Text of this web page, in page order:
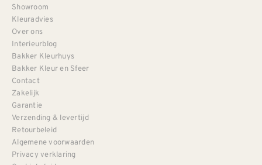
Showroom
Kleuradvies
Over ons
Interieurblog
Bakker Kleurhuys
Bakker Kleur en Sfeer
Contact
Zakelijk
Garantie
Verzending & levertijd
Retourbeleid
Algemene voorwaarden
Privacy verklaring